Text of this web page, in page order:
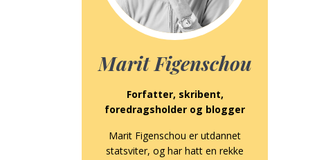
Marit Figenschou
Forfatter, skribent,
foredragsholder og blogger
Marit Figenschou er utdannet
statsviter, og har hatt en rekke